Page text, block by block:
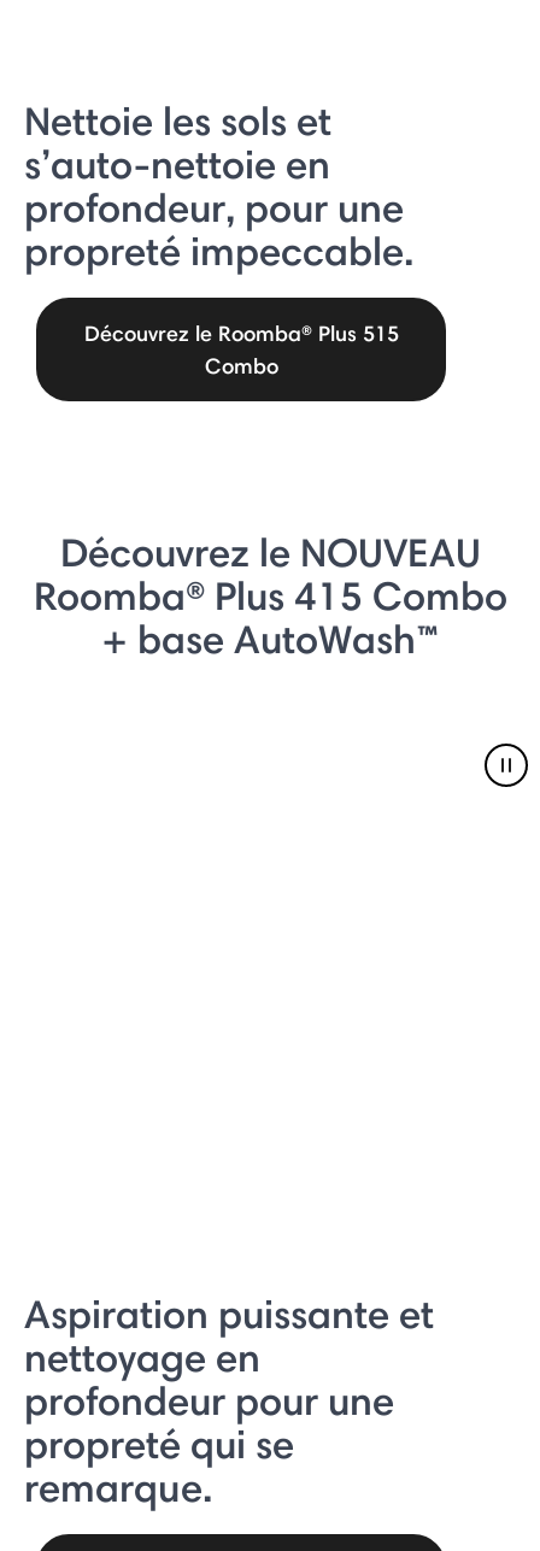
Nettoie les sols et
s’auto-nettoie en
profondeur, pour une
propreté impeccable.
Découvrez le Roomba® Plus 515
Combo
Découvrez le NOUVEAU
Roomba® Plus 415 Combo
+ base AutoWash™
Aspiration puissante et
nettoyage en
profondeur pour une
propreté qui se
remarque.